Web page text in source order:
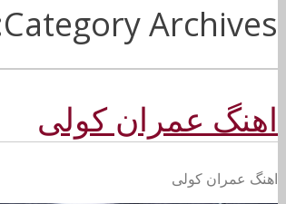
Category Archives: عمران
اهنگ عمران کولی
اهنگ عمران کولی